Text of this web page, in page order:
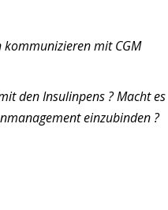
kommunizieren mit CGM
den Insulinpens ? Macht es
einzubinden ?